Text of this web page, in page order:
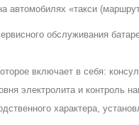
автомобилях «такси
обслуживания
включает в себя:
электролита и контроль
характера,